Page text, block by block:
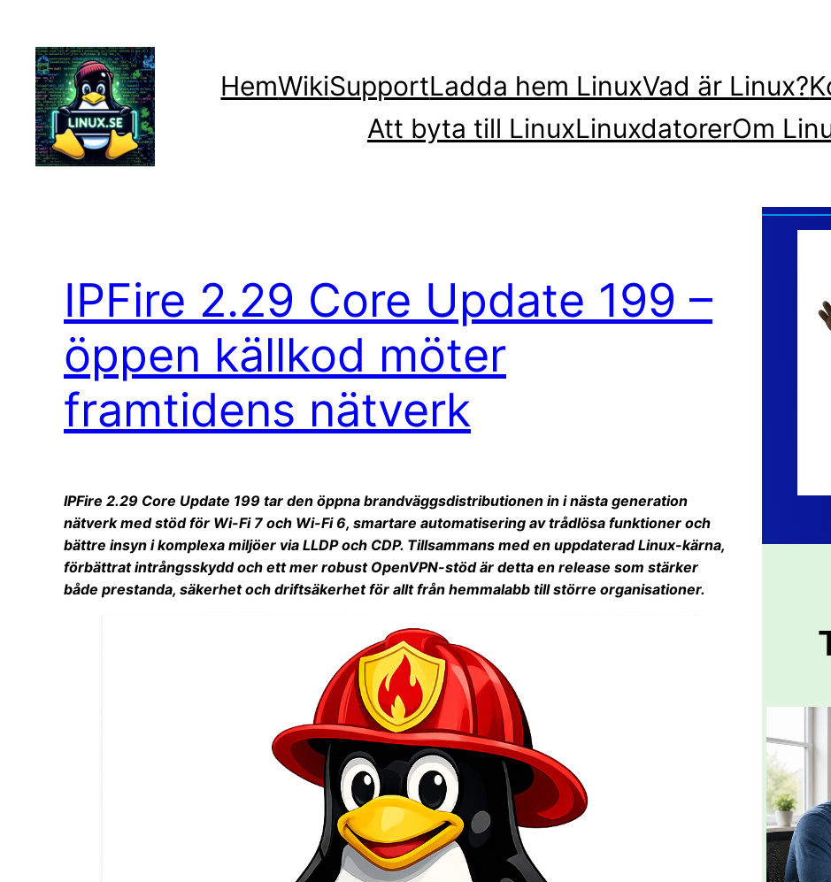
innehåll
HemWikiSupportLadda hem LinuxVad är Linux?
Att byta till LinuxLinuxdatorerOm
IPFire 2.29 Core Update 199 –
öppen källkod möter
framtidens nätverk
IPFire 2.29 Core Update 199 tar den öppna brandväggsdistributionen in i nästa generation
nätverk med stöd för Wi-Fi 7 och Wi-Fi 6, smartare automatisering av trådlösa funktioner och
bättre insyn i komplexa miljöer via LLDP och CDP. Tillsammans med en uppdaterad Linux-kärna,
förbättrat intrångsskydd och ett mer robust OpenVPN-stöd är detta en release som stärker
både prestanda, säkerhet och driftsäkerhet för allt från hemmalabb till större organisationer.